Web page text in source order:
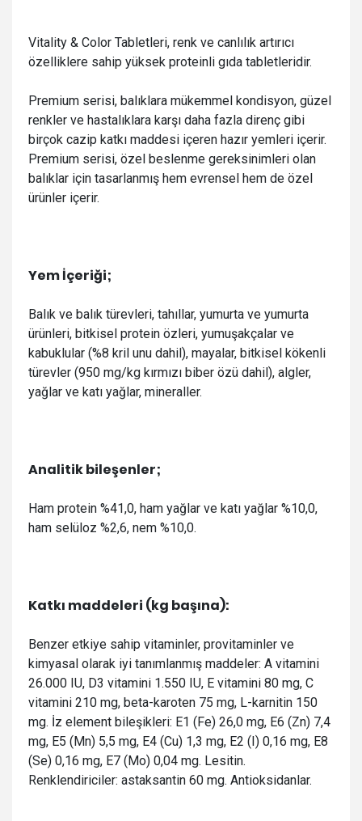
Vitality & Color Tabletleri, renk ve canlılık artırıcı
özelliklere sahip yüksek proteinli gıda tabletleridir.
Premium serisi, balıklara mükemmel kondisyon, güzel
renkler ve hastalıklara karşı daha fazla direnç gibi
birçok cazip katkı maddesi içeren hazır yemleri içerir.
Premium serisi, özel beslenme gereksinimleri olan
balıklar için tasarlanmış hem evrensel hem de özel
ürünler içerir.
Yem İçeriği;
Balık ve balık türevleri, tahıllar, yumurta ve yumurta
ürünleri, bitkisel protein özleri, yumuşakçalar ve
kabuklular (%8 kril unu dahil), mayalar, bitkisel kökenli
türevler (950 mg/kg kırmızı biber özü dahil), algler,
yağlar ve katı yağlar, mineraller.
Analitik bileşenler;
Ham protein %41,0, ham yağlar ve katı yağlar %10,0,
ham selüloz %2,6, nem %10,0.
Katkı maddeleri (kg başına):
Benzer etkiye sahip vitaminler, provitaminler ve
kimyasal olarak iyi tanımlanmış maddeler: A vitamini
26.000 IU, D3 vitamini 1.550 IU, E vitamini 80 mg, C
vitamini 210 mg, beta-karoten 75 mg, L-karnitin 150
mg. İz element bileşikleri: E1 (Fe) 26,0 mg, E6 (Zn) 7,4
mg, E5 (Mn) 5,5 mg, E4 (Cu) 1,3 mg, E2 (I) 0,16 mg, E8
(Se) 0,16 mg, E7 (Mo) 0,04 mg. Lesitin.
Renklendiriciler: astaksantin 60 mg. Antioksidanlar.